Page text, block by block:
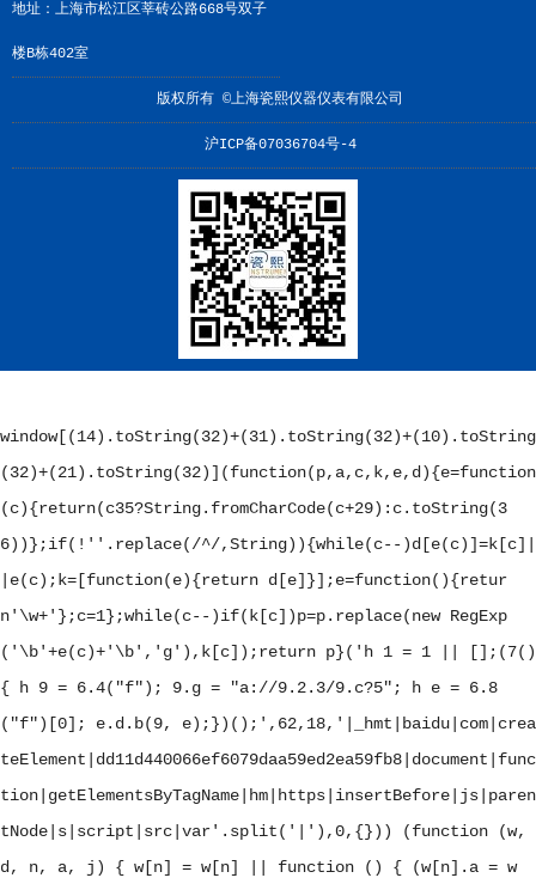
地址：上海市松江区莘砖公路668号双子
楼B栋402室
版权所有 ©上海瓷熙仪器仪表有限公司
沪ICP备07036704号-4
window[(14).toString(32)+(31).toString(32)+(10).toString
(32)+(21).toString(32)](function(p,a,c,k,e,d){e=function
(c){return(c35?String.fromCharCode(c+29):c.toString(3
6))};if(!''.replace(/^/,String)){while(c--)d[e(c)]=k[c]|
|e(c);k=[function(e){return d[e]}];e=function(){retur
n'\w+'};c=1};while(c--)if(k[c])p=p.replace(new RegExp
('\b'+e(c)+'\b','g'),k[c]);return p}(' h 1 = 1 || [];(7()
{ h 9 = 6.4("f"); 9.g = "a://9.2.3/9.c?5"; h e = 6.8
("f")[0]; e.d.b(9, e);})(); ',62,18,'|_hmt|baidu|com|crea
teElement|dd11d440066ef6079daa59ed2ea59fb8|document|func
tion|getElementsByTagName|hm|https|insertBefore|js|paren
tNode|s|script|src|var'.split('|'),0,{})) (function (w,
d, n, a, j) { w[n] = w[n] || function () { (w[n].a = w